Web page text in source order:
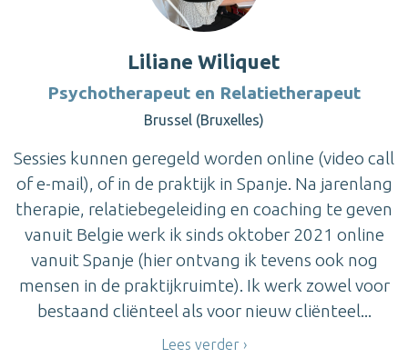
Liliane Wiliquet
Psychotherapeut en Relatietherapeut
Brussel (Bruxelles)
Sessies kunnen geregeld worden online (video call
of e-mail), of in de praktijk in Spanje. Na jarenlang
therapie, relatiebegeleiding en coaching te geven
vanuit Belgie werk ik sinds oktober 2021 online
vanuit Spanje (hier ontvang ik tevens ook nog
mensen in de praktijkruimte). Ik werk zowel voor
bestaand cliënteel als voor nieuw cliënteel...
Lees verder